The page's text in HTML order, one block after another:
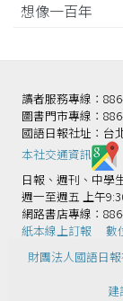
想像一百年
讀者服務專線：
圖書門市專線：
國語日報社址：台
本社交通資訊️
日報、週刊、中學
週一至週五 上午
網路書店專線：
紙本線上訂報
數
財團法人國語日